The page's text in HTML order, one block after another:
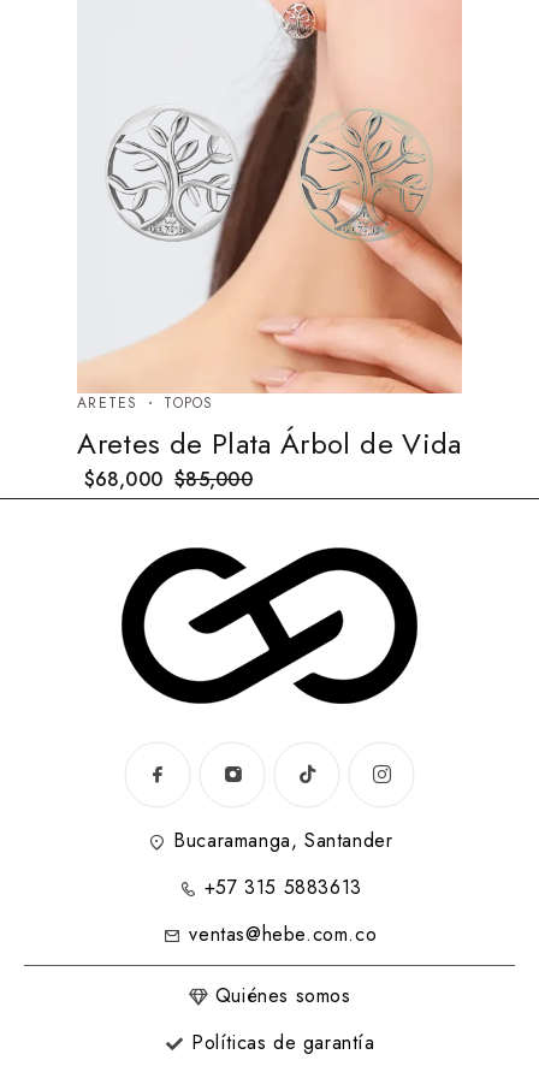
ARETES TOPOS
Aretes de Plata Árbol de Vida
$85,000
$68,000
Bucaramanga, Santander
+57 315 5883613
ventas@hebe.com.co
Quiénes somos
Políticas de garantía